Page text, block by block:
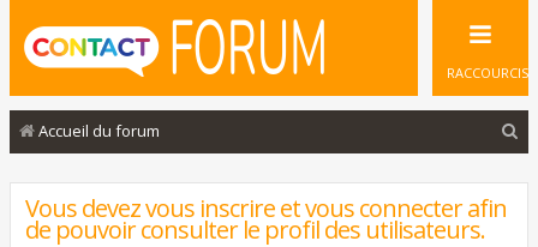
RACCOURCIS
Accueil du forum
Vous devez vous inscrire et vous connecter afin
de pouvoir consulter le profil des utilisateurs.